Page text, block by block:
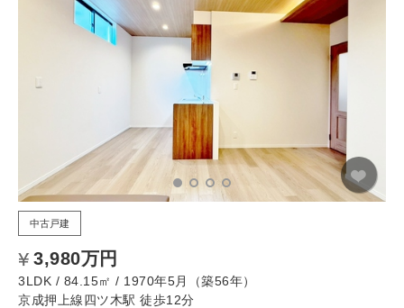
中古戸建
3,980万円
3LDK / 84.15㎡ / 1970年5月（築56年）
京成押上線四ツ木駅 徒歩12分